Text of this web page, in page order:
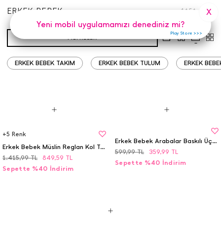
ERKEK BEBEK 1656 Adet
FILTRELER
ERKEK BEBEK TAKIM ERKEK BEBEK TULUM ERKEK
Sepette %40 İndirim
849,59 TL
1.415,99 TL
+5 Renk
Erkek Bebek Müslin Reglan Kol Takım - 989 (9-18 Ay)
Sepette %40 İndirim
359,99 TL
599,99 TL
Erkek Bebek Arabalar Baskılı Üçlü Takım - 1227 ( 3-9 Ay)
Yeni mobil uygulamamızı denediniz mi?
X
Play Store >>>